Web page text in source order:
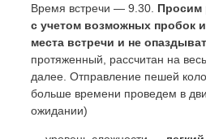
Время встречи — 9.30. Просим
с учетом возможных пробок
места встречи и не
протяженный, рассчитан на
далее. Отправление пешей
больше времени проведем в
ожидании)